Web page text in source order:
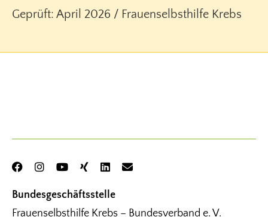
Geprüft: April 2026 / Frauenselbsthilfe Krebs
Bundesgeschäftsstelle
Frauenselbsthilfe Krebs – Bundesverband e. V.